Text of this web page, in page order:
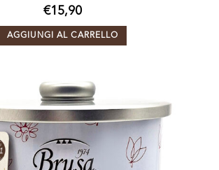
€15,90
AGGIUNGI AL CARRELLO